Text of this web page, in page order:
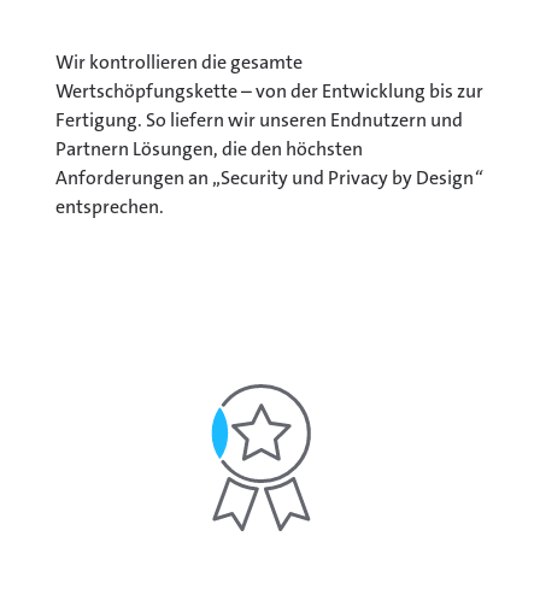
Wir kontrollieren die gesamte
Wertschöpfungskette – von der Entwicklung bis zur
Fertigung. So liefern wir unseren Endnutzern und
Partnern Lösungen, die den höchsten
Anforderungen an „Security und Privacy by Design“
entsprechen.